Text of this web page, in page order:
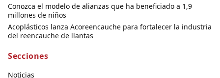
Conozca el modelo de alianzas que ha beneficiado a 1,9
millones de niños
Acoplásticos lanza Acoreencauche para fortalecer la industria
del reencauche de llantas
Secciones
Noticias